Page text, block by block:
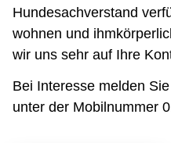
Hundesachverstand
wohnen und
wir uns sehr auf Ihre
Bei Interesse melden
unter der Mobilnummer